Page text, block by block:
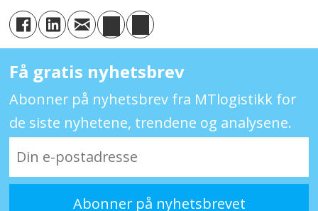
Få gratis nyhetsbrev
Abonner på nyhetsbrev fra MTlogistikk for
de siste nyhetene, trendene og analysene.